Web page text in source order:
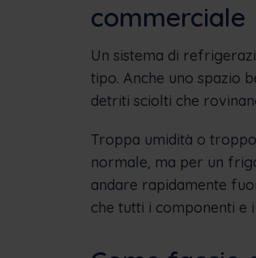
commerciale
Un sistema di
tipo. Anche uno spazio
detriti sciolti che
Troppa umidità o
normale, ma per un
andare rapidamente
che tutti i componenti e